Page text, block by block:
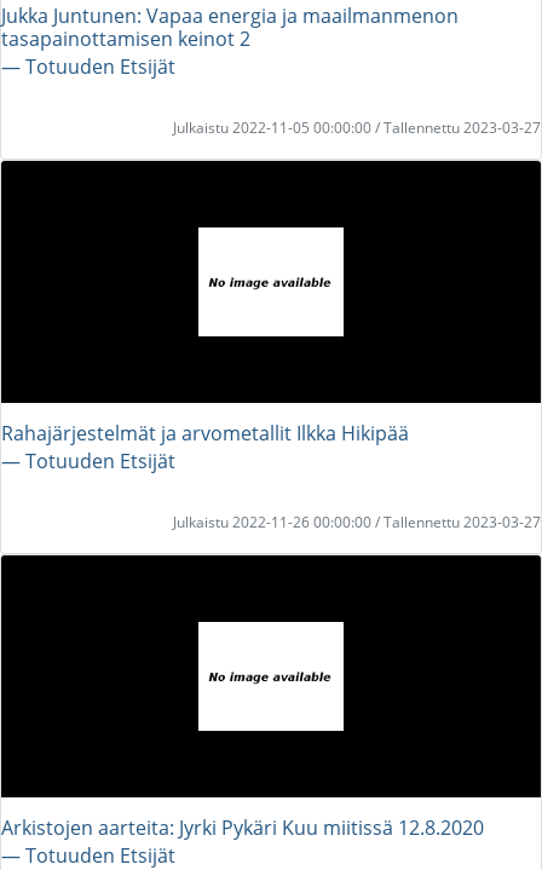
Jukka Juntunen: Vapaa energia ja maailmanmenon
tasapainottamisen keinot 2
― Totuuden Etsijät
Julkaistu 2022-11-05 00:00:00 / Tallennettu 2023-03-27
Rahajärjestelmät ja arvometallit Ilkka Hikipää
― Totuuden Etsijät
Julkaistu 2022-11-26 00:00:00 / Tallennettu 2023-03-27
Arkistojen aarteita: Jyrki Pykäri Kuu miitissä 12.8.2020
― Totuuden Etsijät